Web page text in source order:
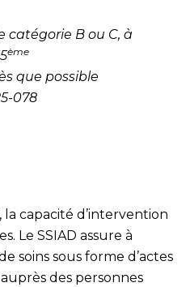
catégorie B ou C, à
ème
que possible
078
la capacité d’intervention
Le SSIAD assure à
soins sous forme d’actes
des personnes